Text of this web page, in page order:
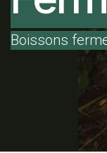
Boissons